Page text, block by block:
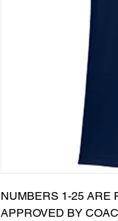
NUMBERS 1-25 ARE
APPROVED BY